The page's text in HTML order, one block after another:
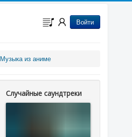
Войти
Музыка из аниме
Случайные саундтреки